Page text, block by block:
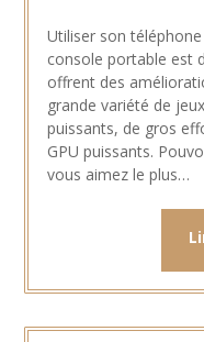
Utiliser son téléphone
console portable est
offrent des
grande variété de
puissants, de gros
GPU puissants.
vous aimez le plus…